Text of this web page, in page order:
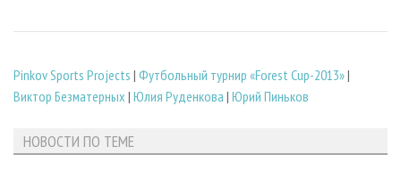
Pinkov Sports Projects | Футбольный турнир «Forest Cup-2013»|
Виктор Безматерных | Юлия Руденкова | Юрий Пиньков
НОВОСТИ ПО ТЕМЕ